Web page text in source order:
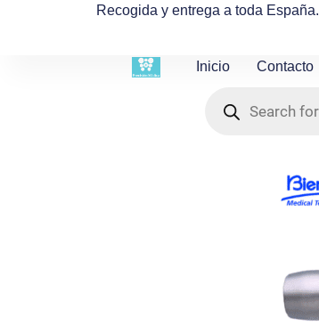
Recogida y entrega a toda España.
Inicio Contacto